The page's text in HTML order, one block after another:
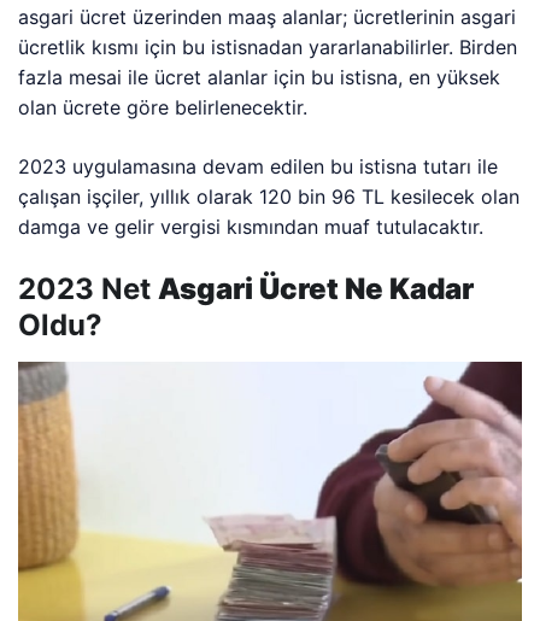
asgari ücret üzerinden maaş alanlar; ücretlerinin asgari
ücretlik kısmı için bu istisnadan yararlanabilirler. Birden
fazla mesai ile ücret alanlar için bu istisna, en yüksek
olan ücrete göre belirlenecektir.
2023 uygulamasına devam edilen bu istisna tutarı ile
çalışan işçiler, yıllık olarak 120 bin 96 TL kesilecek olan
damga ve gelir vergisi kısmından muaf tutulacaktır.
2023 Net Asgari Ücret Ne Kadar
Oldu?